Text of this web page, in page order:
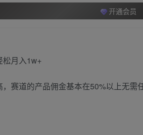
开通会员
赛道的产品佣金基本在50%以上无需